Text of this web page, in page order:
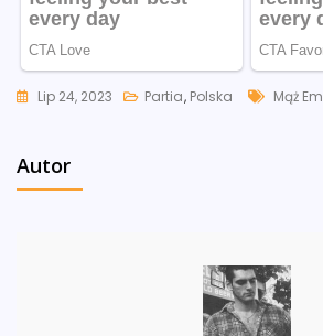
Lip 24, 2023 Partia, Polska Tags
Mąż
Autor